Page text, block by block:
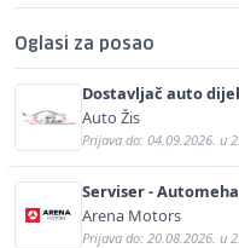
Oglasi za posao
Dostavljač auto
Auto Žis
Prijava do: 04.09.2026. u
Serviser -
Arena Motors
Prijava do: 20.08.2026. u